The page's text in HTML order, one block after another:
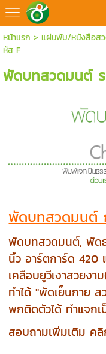
หน้าแรก > แผ่นพับ/หนังสือส
หัส F
พัดบทสวดมนต์
พัดบทสวดมนต์
พัดบทสวดมนต์, พัดธ
นิ้ว อาร์ตการ์ด
เคลือบยูวีเงาสวยง
ทำได้ "พัดเย็นกาย ส
พกติดตัวได้ ทำแจกเ
สอบถามเพิ่มเติม ค